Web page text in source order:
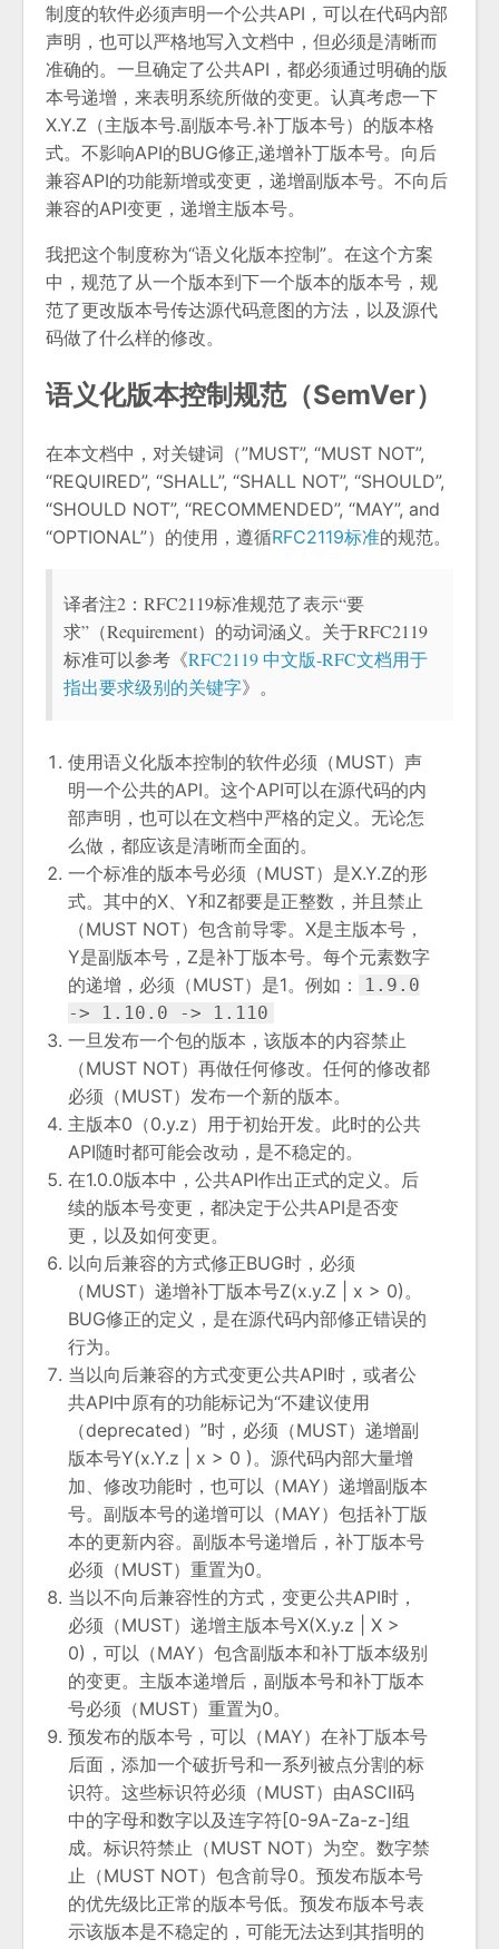
制度的软件必须声明一个公共API，可以在代码内部
声明，也可以严格地写入文档中，但必须是清晰而
准确的。一旦确定了公共API，都必须通过明确的版
本号递增，来表明系统所做的变更。认真考虑一下
X.Y.Z（主版本号.副版本号.补丁版本号）的版本格
式。不影响API的BUG修正,递增补丁版本号。向后
兼容API的功能新增或变更，递增副版本号。不向后
兼容的API变更，递增主版本号。
我把这个制度称为“语义化版本控制”。在这个方案
中，规范了从一个版本到下一个版本的版本号，规
范了更改版本号传达源代码意图的方法，以及源代
码做了什么样的修改。
语义化版本控制规范（SemVer）
在本文档中，对关键词（”MUST”, “MUST NOT”,
“REQUIRED”, “SHALL”, “SHALL NOT”, “SHOULD”,
“SHOULD NOT”, “RECOMMENDED”, “MAY”, and
“OPTIONAL”）的使用，遵循RFC2119标准的规范。
译者注2：RFC2119标准规范了表示“要
求”（Requirement）的动词涵义。关于RFC2119
标准可以参考《RFC2119 中文版-RFC文档用于
指出要求级别的关键字》。
使用语义化版本控制的软件必须（MUST）声
明一个公共的API。这个API可以在源代码的内
部声明，也可以在文档中严格的定义。无论怎
么做，都应该是清晰而全面的。
一个标准的版本号必须（MUST）是X.Y.Z的形
式。其中的X、Y和Z都要是正整数，并且禁止
（MUST NOT）包含前导零。X是主版本号，
Y是副版本号，Z是补丁版本号。每个元素数字
的递增，必须（MUST）是1。例如：
1.9.0
-> 1.10.0 -> 1.110
一旦发布一个包的版本，该版本的内容禁止
（MUST NOT）再做任何修改。任何的修改都
必须（MUST）发布一个新的版本。
主版本0（0.y.z）用于初始开发。此时的公共
API随时都可能会改动，是不稳定的。
在1.0.0版本中，公共API作出正式的定义。后
续的版本号变更，都决定于公共API是否变
更，以及如何变更。
以向后兼容的方式修正BUG时，必须
（MUST）递增补丁版本号Z(x.y.Z | x > 0)。
BUG修正的定义，是在源代码内部修正错误的
行为。
当以向后兼容的方式变更公共API时，或者公
共API中原有的功能标记为“不建议使用
（deprecated）”时，必须（MUST）递增副
版本号Y(x.Y.z | x > 0 )。源代码内部大量增
加、修改功能时，也可以（MAY）递增副版本
号。副版本号的递增可以（MAY）包括补丁版
本的更新内容。副版本号递增后，补丁版本号
必须（MUST）重置为0。
当以不向后兼容性的方式，变更公共API时，
必须（MUST）递增主版本号X(X.y.z | X >
0)，可以（MAY）包含副版本和补丁版本级别
的变更。主版本递增后，副版本号和补丁版本
号必须（MUST）重置为0。
预发布的版本号，可以（MAY）在补丁版本号
后面，添加一个破折号和一系列被点分割的标
识符。这些标识符必须（MUST）由ASCII码
中的字母和数字以及连字符[0-9A-Za-z-]组
成。标识符禁止（MUST NOT）为空。数字禁
止（MUST NOT）包含前导0。预发布版本号
的优先级比正常的版本号低。预发布版本号表
示该版本是不稳定的，可能无法达到其指明的